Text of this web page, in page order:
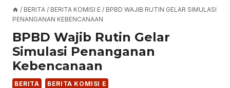
/ BERITA / BERITA KOMISI E / BPBD WAJIB RUTIN GELAR SIMULASI
PENANGANAN KEBENCANAAN
BPBD Wajib Rutin Gelar
Simulasi Penanganan
Kebencanaan
BERITA BERITA KOMISI E